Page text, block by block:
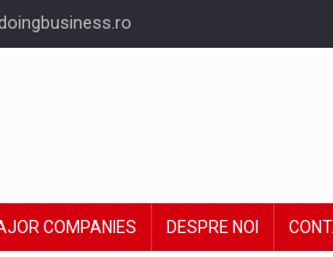
COMPANIES DESPRE NOI